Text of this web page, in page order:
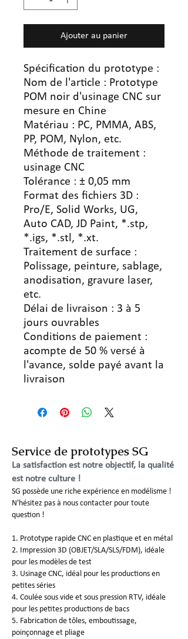
Ajouter au panier
Spécification du prototype :
Nom de l'article : Prototype
POM noir d'usinage CNC sur
mesure en Chine
Matériau : PC, PMMA, ABS,
PP, POM, Nylon, etc.
Méthode de traitement :
usinage CNC
Tolérance : ± 0,05 mm
Format des fichiers 3D :
Pro/E, Solid Works, UG,
Auto CAD, JD Paint, *.stp,
*.igs, *.stl, *.xt.
Traitement de surface :
Polissage, peinture, sablage,
anodisation, gravure laser,
etc.
Délai de livraison : 3 à 5
jours ouvrables
Conditions de paiement :
acompte de 50 % versé à
l'avance, solde payé avant la
livraison
Service de prototypes SG
La satisfaction est notre objectif, la qualité
est notre culture !
SG possède une riche expérience en modélisme !
N'hésitez pas à nous contacter pour toute
question !
1. Prototype rapide CNC en plastique et en métal
2. Impression 3D (OBJET/SLA/SLS/FDM), idéale
pour les modèles de test
3. Usinage CNC, idéal pour les productions en
petites séries
4. Coulée sous vide et sous pression RTV, idéale
pour les petites productions de bacs
5. Fabrication de tôles, emboutissage,
poinçonnage et pliage